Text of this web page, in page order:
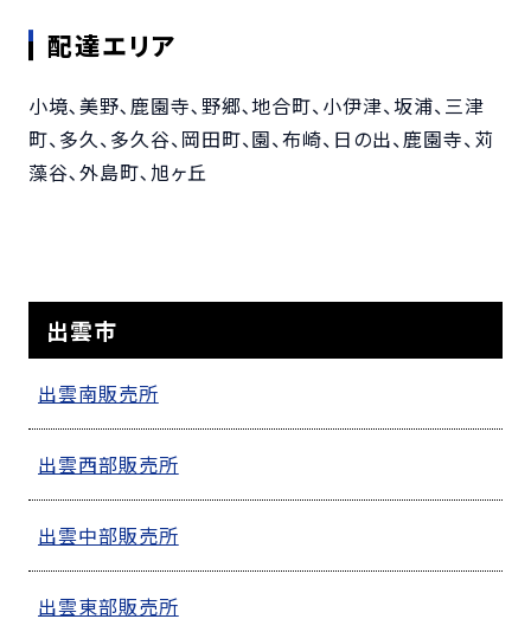
配達エリア
小境､美野､鹿園寺､野郷､地合町、小伊津、坂浦、三津
町、多久、多久谷、岡田町、園、布崎、日の出、鹿園寺、苅
藻谷､外島町､旭ヶ丘
出雲市
出雲南販売所
出雲西部販売所
出雲中部販売所
出雲東部販売所